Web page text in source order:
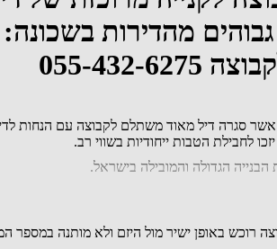
לחבילת הטבות ייחודיות בשווי רב.
הגדולה והמובילה בישראל.
רוכש באופן ישיר מול היזם ולא מותנה